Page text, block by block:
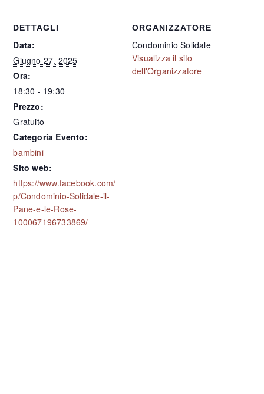
DETTAGLI
Data:
Giugno 27, 2025
Ora:
18:30 - 19:30
Prezzo:
Gratuito
Categoria Evento:
bambini
Sito web:
https://www.facebook.com/
p/Condominio-Solidale-il-
Pane-e-le-Rose-
100067196733869/
ORGANIZZATORE
Condominio Solidale
Visualizza il sito
dell'Organizzatore